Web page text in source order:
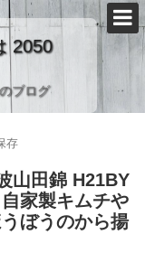
2050
ブログ
存
山田錦 H21BY
家製キムチや
ぼうのから揚